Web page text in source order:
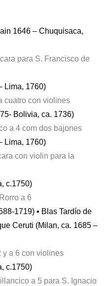
1646 – Chuquisaca,
para S. Francisco de
Lima, 1760)
cuatro con violines
Bolivia, ca. 1736)
a 4 com dos bajones
Lima, 1760)
con violin para la
c.1750)
a 6
1719) ▪ Blas Tardío de
Ceruti (Milan, ca. 1685 –
y a 6 con violines
c.1750)
a 5 para S. Ignacio